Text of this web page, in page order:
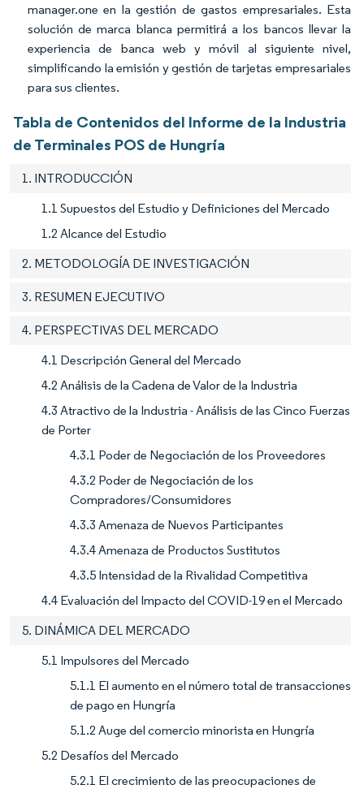
manager.one en la gestión de gastos empresariales. Esta
solución de marca blanca permitirá a los bancos llevar la
experiencia de banca web y móvil al siguiente nivel,
simplificando la emisión y gestión de tarjetas empresariales
para sus clientes.
Tabla de Contenidos del Informe de la Industria
de Terminales POS de Hungría
1. INTRODUCCIÓN
1.1 Supuestos del Estudio y Definiciones del Mercado
1.2 Alcance del Estudio
2. METODOLOGÍA DE INVESTIGACIÓN
3. RESUMEN EJECUTIVO
4. PERSPECTIVAS DEL MERCADO
4.1 Descripción General del Mercado
4.2 Análisis de la Cadena de Valor de la Industria
4.3 Atractivo de la Industria - Análisis de las Cinco Fuerzas
de Porter
4.3.1 Poder de Negociación de los Proveedores
4.3.2 Poder de Negociación de los
Compradores/Consumidores
4.3.3 Amenaza de Nuevos Participantes
4.3.4 Amenaza de Productos Sustitutos
4.3.5 Intensidad de la Rivalidad Competitiva
4.4 Evaluación del Impacto del COVID-19 en el Mercado
5. DINÁMICA DEL MERCADO
5.1 Impulsores del Mercado
5.1.1 El aumento en el número total de transacciones
de pago en Hungría
5.1.2 Auge del comercio minorista en Hungría
5.2 Desafíos del Mercado
5.2.1 El crecimiento de las preocupaciones de